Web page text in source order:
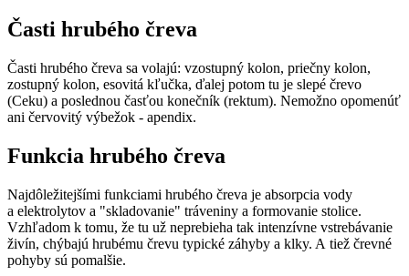
Časti hrubého čreva
Časti hrubého čreva sa volajú: vzostupný kolon, priečny kolon,
zostupný kolon, esovitá kľučka, ďalej potom tu je slepé črevo
(Ceku) a poslednou časťou konečník (rektum). Nemožno opomenúť
ani červovitý výbežok - apendix.
Funkcia hrubého čreva
Najdôležitejšími funkciami hrubého čreva je absorpcia vody
a elektrolytov a "skladovanie" tráveniny a formovanie stolice.
Vzhľadom k tomu, že tu už neprebieha tak intenzívne vstrebávanie
živín, chýbajú hrubému črevu typické záhyby a klky. A tiež črevné
pohyby sú pomalšie.